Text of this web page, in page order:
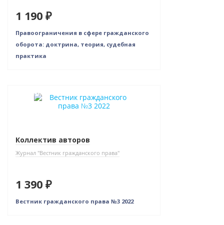
1 190 ₽
Правоограничения в сфере гражданского
оборота: доктрина, теория, судебная
практика
Новинка
Коллектив авторов
Журнал "Вестник гражданского права"
1 390 ₽
Вестник гражданского права №3 2022